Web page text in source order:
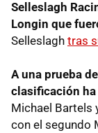
Selleslagh
Longin que
Selleslagh tras
A una prueba
clasificación
Michael Bartels
con el segundo